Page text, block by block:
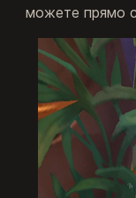
можете прямо